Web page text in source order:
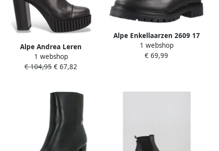
Alpe Andrea Leren
Enkellaarsjes
1 webshop
€ 104,95 € 67,82
Alpe Enkellaarzen 2609 17
1 webshop
€ 69,99